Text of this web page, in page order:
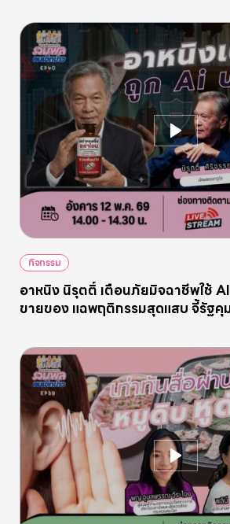
กิจกรรม
อาหนิง นิรุตติ์ เตือนภัยมิจฉาชีพใช้
ขายของ แฉพฤติกรรมสุดแสบ จี้รัฐ